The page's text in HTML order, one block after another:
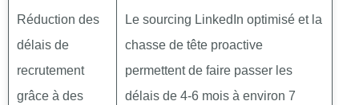
Réduction des
délais de
recrutement
grâce à des
Le sourcing LinkedIn optimisé et la
chasse de tête proactive
permettent de faire passer les
délais de 4-6 mois à environ 7